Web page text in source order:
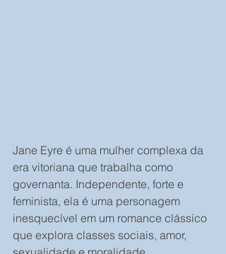
Jane Eyre é uma mulher complexa da
era vitoriana que trabalha como
governanta. Independente, forte e
feminista, ela é uma personagem
inesquecível em um romance clássico
que explora classes sociais, amor,